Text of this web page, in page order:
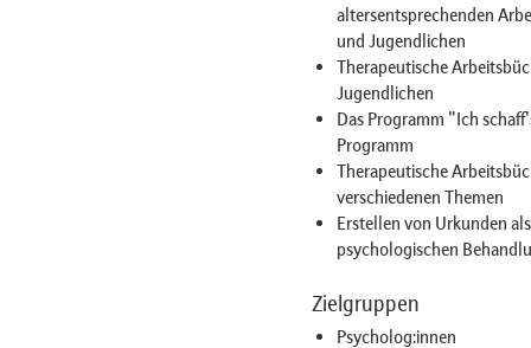
altersentsprechenden
und Jugendlichen
Therapeutische
Jugendlichen
Das Programm "Ich
Programm
Therapeutische
verschiedenen Themen
Erstellen von Urkunden
psychologischen
Zielgruppen
Psycholog:innen